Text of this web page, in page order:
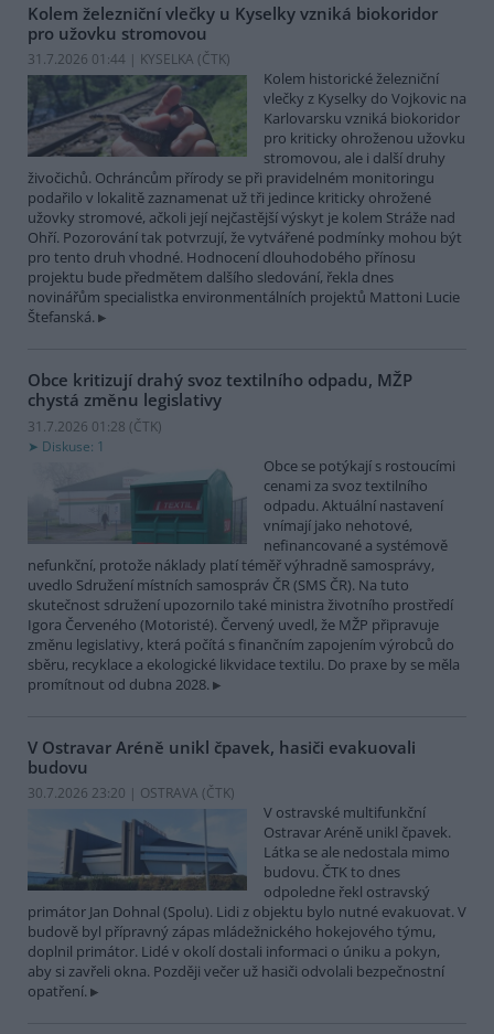
Kolem železniční vlečky u Kyselky vzniká biokoridor
pro užovku stromovou
31.7.2026 01:44 | KYSELKA (ČTK)
Kolem historické železniční
vlečky z Kyselky do Vojkovic na
Karlovarsku vzniká biokoridor
pro kriticky ohroženou užovku
stromovou, ale i další druhy
živočichů. Ochráncům přírody se při pravidelném monitoringu
podařilo v lokalitě zaznamenat už tři jedince kriticky ohrožené
užovky stromové, ačkoli její nejčastější výskyt je kolem Stráže nad
Ohří. Pozorování tak potvrzují, že vytvářené podmínky mohou být
pro tento druh vhodné. Hodnocení dlouhodobého přínosu
projektu bude předmětem dalšího sledování, řekla dnes
novinářům specialistka environmentálních projektů Mattoni Lucie
Štefanská.
Obce kritizují drahý svoz textilního odpadu, MŽP
chystá změnu legislativy
31.7.2026 01:28 (ČTK)
Diskuse: 1
Obce se potýkají s rostoucími
cenami za svoz textilního
odpadu. Aktuální nastavení
vnímají jako nehotové,
nefinancované a systémově
nefunkční, protože náklady platí téměř výhradně samosprávy,
uvedlo Sdružení místních samospráv ČR (SMS ČR). Na tuto
skutečnost sdružení upozornilo také ministra životního prostředí
Igora Červeného (Motoristé). Červený uvedl, že MŽP připravuje
změnu legislativy, která počítá s finančním zapojením výrobců do
sběru, recyklace a ekologické likvidace textilu. Do praxe by se měla
promítnout od dubna 2028.
V Ostravar Aréně unikl čpavek, hasiči evakuovali
budovu
30.7.2026 23:20 | OSTRAVA (ČTK)
V ostravské multifunkční
Ostravar Aréně unikl čpavek.
Látka se ale nedostala mimo
budovu. ČTK to dnes
odpoledne řekl ostravský
primátor Jan Dohnal (Spolu). Lidi z objektu bylo nutné evakuovat. V
budově byl přípravný zápas mládežnického hokejového týmu,
doplnil primátor. Lidé v okolí dostali informaci o úniku a pokyn,
aby si zavřeli okna. Později večer už hasiči odvolali bezpečnostní
opatření.